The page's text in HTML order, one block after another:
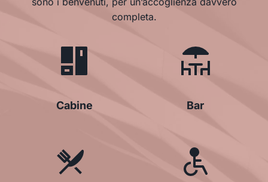
completa.
Cabine Bar